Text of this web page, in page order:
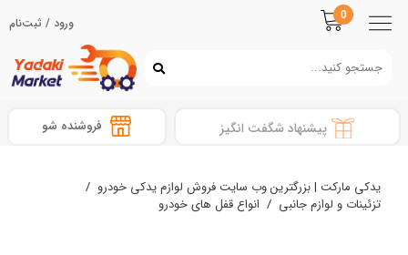
0 ورود / ثبت‌نام
پیشنهاد شگفت انگیز فروشنده شو
یدکی مارکت | بزرگترین وب سایت فروش لوازم یدکی خودرو /
تزئینات و لوازم جانبی / انواع قفل های خودرو